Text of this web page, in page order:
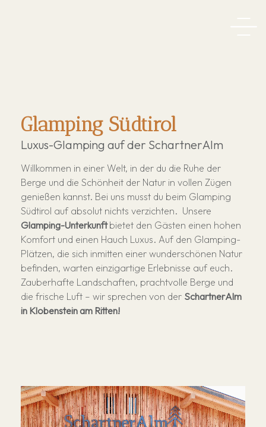
Preise
Angebote
Stellplätze
Lageplan
Camperservice
Angebote
Alm Ladele - Market
Frühstück und Brunch
Alm Bistro
Pizzeria
Restaurant "Feines Eck'l"
Events
Gutschein
Guestnet
RittenCard
Brötchenservice
Kinderspielplatz
Leinenfreie Hundezone
E-Bike
Mini Market
Über uns
Nachhaltigkeit
Aktivitäten
Glamping Südtirol
Luxus-Glamping auf der SchartnerAlm
Willkommen in einer Welt, in der du die Ruhe der
Berge und die Schönheit der Natur in vollen Zügen
genießen kannst. Bei uns musst du beim Glamping
Südtirol auf absolut nichts verzichten. Unsere
Glamping-Unterkunftbietet den Gästen einen hohen
Komfort und einen Hauch Luxus. Auf den Glamping-
Plätzen, die sich inmitten einer wunderschönen Natur
befinden, warten einzigartige Erlebnisse auf euch.
Zauberhafte Landschaften, prachtvolle Berge und
die frische Luft – wir sprechen von der SchartnerAlm
in Klobenstein am Ritten!